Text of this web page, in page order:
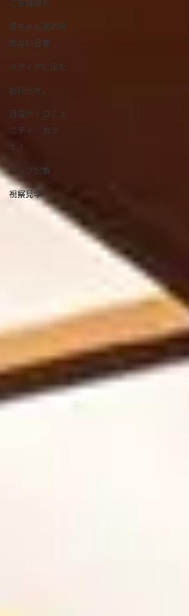
ご支援御礼
恩ちゃん家の何
気ない日常
メディアに出た
お知らせ。
目指せ！コミュ
ニティ・カフ
ェ！
トップ記事
視察見学